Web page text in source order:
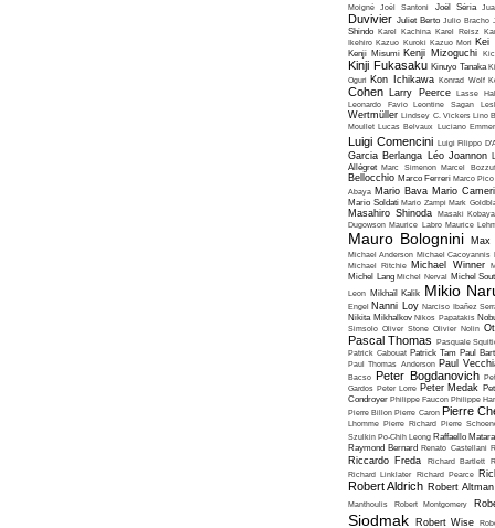
Moigné Joël Santoni Joël Séria
Duvivier Juliet Berto Julio Bracho
Shindo Karel Kachina Karel Reisz
Ikehiro Kazuo Kuroki Kazuo Mori Kei
Kenji Misumi Kenji Mizoguchi
Kinji Fukasaku Kinuyo Tanaka
Oguri Kon Ichikawa Konrad Wolf
Cohen Larry Peerce
Lasse
Leonardo Favio
Leontine Sagan
Wertmüller Lindsey C. Vickers Lino
Moullet Lucas Belvaux Luciano Emmer
Luigi Comencini Luigi Filippo
Garcia Berlanga Léo Joannon
Allégret Marc Simenon Marcel
Bellocchio Marco Ferreri Marco Pico
Abaya Mario Bava Mario
Mario Soldati Mario Zampi Mark
Masahiro Shinoda Masaki
Dugowson Maurice Labro Maurice
Mauro Bolognini Max
Michael Anderson Michael Cacoyannis
Michael Ritchie Michael Winner
Michel Lang Michel Nerval Michel
Leon Mikhaïl Kalik Mikio
Engel Nanni Loy Narciso Ibañez
Nikita Mikhalkov Nikos Papatakis
Simsolo Oliver Stone Olivier Nolin
Pascal Thomas Pasquale
Patrick Cabouat Patrick Tam Paul
Paul Thomas Anderson Paul
Bacso Peter Bogdanovich
Gardos Peter Lorre Peter Medak
Condroyer Philippe Faucon Philippe
Pierre Billon Pierre Caron Pierre
Lhomme Pierre Richard Pierre
Szulkin Po-Chih Leong Raffaello
Raymond Bernard Renato Castellani
Riccardo Freda Richard Bartlett
Richard Linklater Richard Pearce
Robert Aldrich Robert Altman
Manthoulis Robert Montgomery
Siodmak Robert Wise